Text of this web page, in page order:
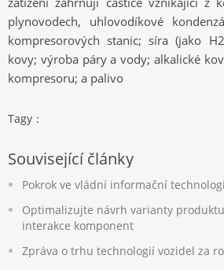
plynovodech, uhlovodíkové
kompresorových stanic; síra (jako
kovy; výroba páry a vody; alkalické
kompresoru; a palivo
Tagy：
Související články
Pokrok ve vládní informační
Optimalizujte návrh varianty
interakce komponent
Zpráva o trhu technologií vozidel za